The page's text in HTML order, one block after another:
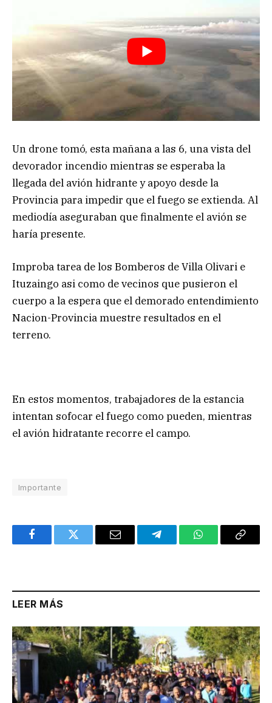
Un drone tomó, esta mañana a las 6, una vista del
devorador incendio mientras se esperaba la
llegada del avión hidrante y apoyo desde la
Provincia para impedir que el fuego se extienda. Al
mediodía aseguraban que finalmente el avión se
haría presente.
Improba tarea de los Bomberos de Villa Olivari e
Ituzaingo asi como de vecinos que pusieron el
cuerpo a la espera que el demorado entendimiento
Nacion-Provincia muestre resultados en el
terreno.
En estos momentos, trabajadores de la estancia
intentan sofocar el fuego como pueden, mientras
el avión hidratante recorre el campo.
Importante
FacebookTwitter Email TelegramWhatsAppCopy
LEER MÁS